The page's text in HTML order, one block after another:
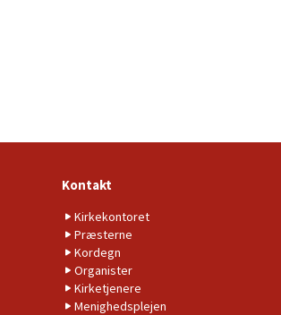
Kontakt
Kirkekontoret
Præsterne
Kordegn
Organister
Kirketjenere
Menighedsplejen